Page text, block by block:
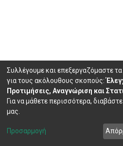
Cookie
Συλλέγουμε και επεξεργαζόμαστε
για τους ακόλουθους σκοπούς:
Προτιμήσεις, Αναγνώριση και
Για να μάθετε περισσότερα,
μας.
Προσαρμογή